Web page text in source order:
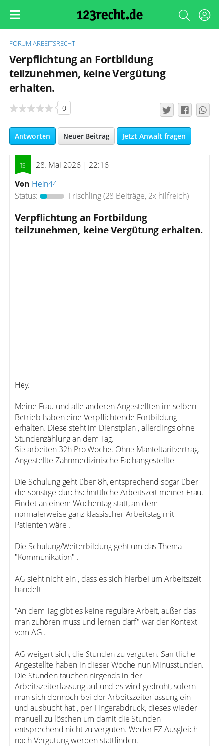
FORUM ARBEITSRECHT
Verpflichtung an Fortbildung
teilzunehmen, keine Vergütung
erhalten.
0
Antworten Neuer Beitrag Jetzt Anwalt fragen
28. Mai 2026 | 22:16
Von Hein44
Status:
Frischling(28 Beiträge, 2x hilfreich)
Verpflichtung an Fortbildung
teilzunehmen, keine Vergütung erhalten.
Hey.
Meine Frau und alle anderen Angestellten im selben
Betrieb haben eine Verpflichtende Fortbildung
erhalten. Diese steht im Dienstplan , allerdings ohne
Stundenzählung an dem Tag.
Sie arbeiten 32h Pro Woche. Ohne Manteltarifvertrag.
Angestellte Zahnmedizinische Fachangestellte.
Die Schulung geht über 8h, entsprechend sogar über
die sonstige durchschnittliche Arbeitszeit meiner Frau.
Findet an einem Wochentag statt, an dem
normalerweise ganz klassischer Arbeitstag mit
Patienten wäre .
Die Schulung/Weiterbildung geht um das Thema
"Kommunikation" .
AG sieht nicht ein , dass es sich hierbei um Arbeitszeit
handelt .
"An dem Tag gibt es keine reguläre Arbeit, außer das
man zuhören muss und lernen darf" war der Kontext
vom AG .
AG weigert sich, die Stunden zu vergüten. Sämtliche
Angestellte haben in dieser Woche nun Minusstunden.
Die Stunden tauchen nirgends in der
Arbeitszeiterfassung auf und es wird gedroht, sofern
man sich dennoch bei der Arbeitszeiterfassung ein
und ausbucht hat , per Fingerabdruck, dieses wieder
manuell zu löschen um damit die Stunden
entsprechend nicht zu vergüten. Weder FZ Ausgleich
noch Vergütung werden stattfinden.